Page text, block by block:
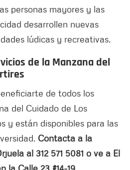
personas mayores y las
desarrollen nuevas
lúdicas y recreativas.
de la Manzana del
de todos los
del Cuidado de Los
y están disponibles para las
Contacta a la
al 312 571 5081 o ve a El